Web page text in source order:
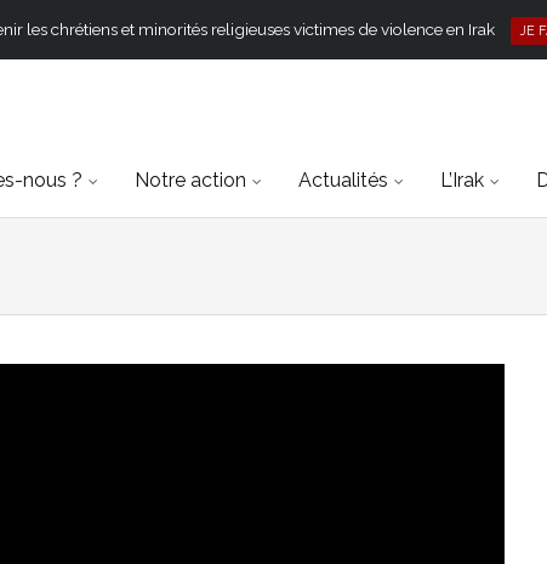
les chrétiens et minorités religieuses victimes de violence en Irak JE
nous ? Notre action Actualités L’Irak